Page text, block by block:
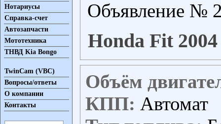
Нотариусы
Справка-счет
Автозапчасти
Мототехника
ТНВД Kia Bongo
TwinCam (VBC)
Вопросы/ответы
О компании
Контакты
Объявление №
Honda Fit
Объём
КПП: Автомат